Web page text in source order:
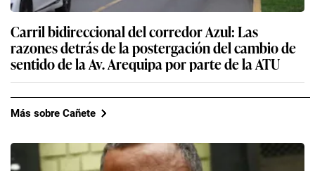
Carril bidireccional del corredor Azul: Las
razones detrás de la postergación del cambio de
sentido de la Av. Arequipa por parte de la ATU
Más sobre Cañete